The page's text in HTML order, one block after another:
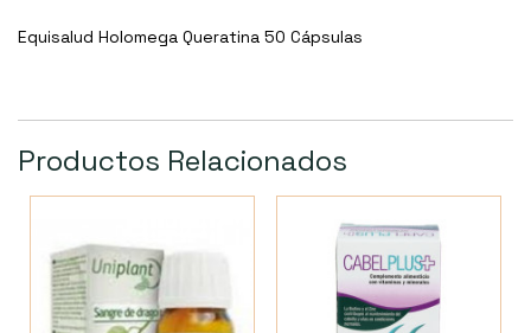
Equisalud Holomega Queratina 50 Cápsulas
Productos Relacionados